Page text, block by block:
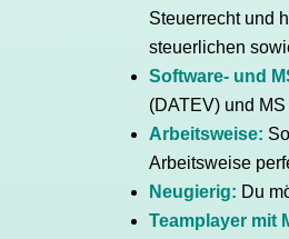
Steuerrecht und
steuerlichen
Software- und
(DATEV) und
Arbeitsweise:
Arbeitsweise
Neugierig: Du
Teamplayer mit